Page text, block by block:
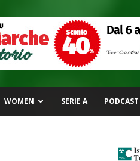
WOMEN SERIE A PODCAST